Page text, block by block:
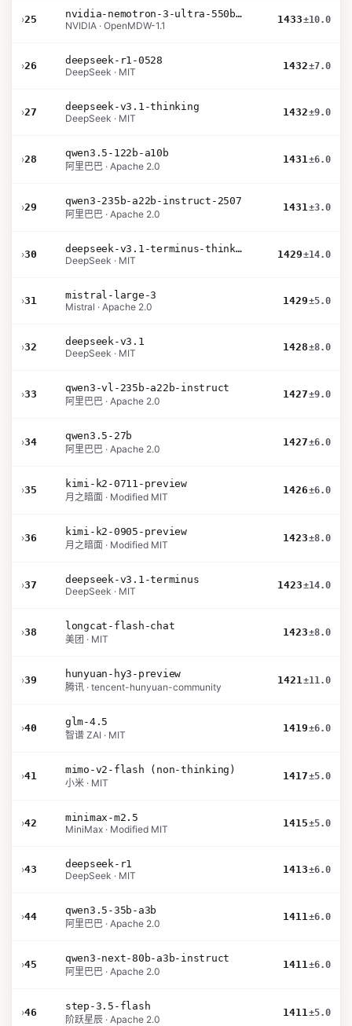
›25
nvidia-nemotron-3-ultra-550b-a55b-nvfp4
NVIDIA · OpenMDW-1.1
1433±10.0
›26
deepseek-r1-0528
DeepSeek · MIT
1432±7.0
›27
deepseek-v3.1-thinking
DeepSeek · MIT
1432±9.0
›28
qwen3.5-122b-a10b
阿里巴巴 · Apache 2.0
1431±6.0
›29
qwen3-235b-a22b-instruct-2507
阿里巴巴 · Apache 2.0
1431±3.0
›30
deepseek-v3.1-terminus-thinking
DeepSeek · MIT
1429±14.0
›31
mistral-large-3
Mistral · Apache 2.0
1429±5.0
›32
deepseek-v3.1
DeepSeek · MIT
1428±8.0
›33
qwen3-vl-235b-a22b-instruct
阿里巴巴 · Apache 2.0
1427±9.0
›34
qwen3.5-27b
阿里巴巴 · Apache 2.0
1427±6.0
›35
kimi-k2-0711-preview
月之暗面 · Modified MIT
1426±6.0
›36
kimi-k2-0905-preview
月之暗面 · Modified MIT
1423±8.0
›37
deepseek-v3.1-terminus
DeepSeek · MIT
1423±14.0
›38
longcat-flash-chat
美团 · MIT
1423±8.0
›39
hunyuan-hy3-preview
腾讯 · tencent-hunyuan-community
1421±11.0
›40
glm-4.5
智谱 ZAI · MIT
1419±6.0
›41
mimo-v2-flash (non-thinking)
小米 · MIT
1417±5.0
›42
minimax-m2.5
MiniMax · Modified MIT
1415±5.0
›43
deepseek-r1
DeepSeek · MIT
1413±6.0
›44
qwen3.5-35b-a3b
阿里巴巴 · Apache 2.0
1411±6.0
›45
qwen3-next-80b-a3b-instruct
阿里巴巴 · Apache 2.0
1411±6.0
›46
step-3.5-flash
阶跃星辰 · Apache 2.0
1411±5.0